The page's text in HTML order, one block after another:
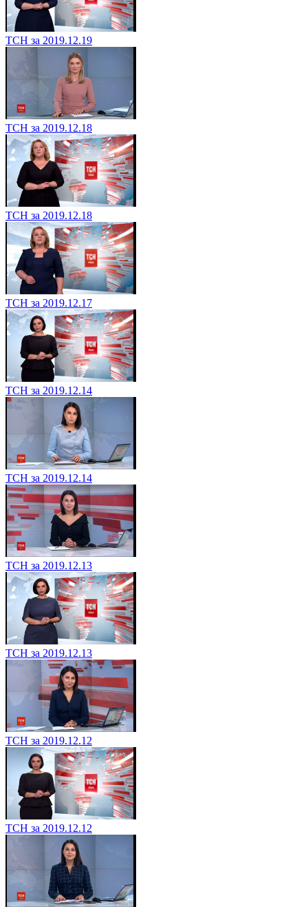
ТСН за 2019.12.19
ТСН за 2019.12.18
ТСН за 2019.12.18
ТСН за 2019.12.17
ТСН за 2019.12.14
ТСН за 2019.12.14
ТСН за 2019.12.13
ТСН за 2019.12.13
ТСН за 2019.12.12
ТСН за 2019.12.12